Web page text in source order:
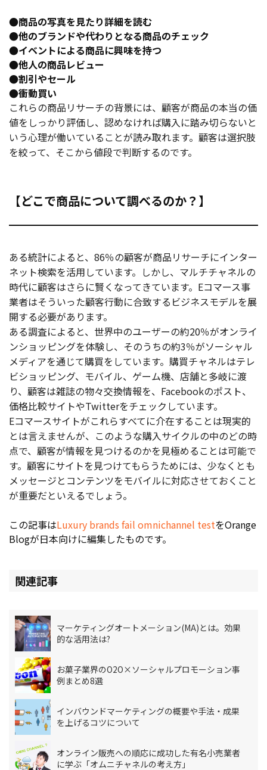
●商品の写真を見たり詳細を読む
●他のブランドや代わりとなる商品のチェック
●イベントによる商品に興味を持つ
●他人の商品レビュー
●割引やセール
●衝動買い
これらの商品リサーチの背景には、顧客が商品の本当の価
値をしっかり評価し、認めなければ購入に踏み切らないと
いう心理が働いていることが読み取れます。顧客は選択肢
を絞って、そこから値段で判断するのです。
【どこで商品について調べるのか？】
ある統計によると、86％の顧客が商品リサーチにインター
ネット検索を活用しています。しかし、マルチチャネルの
時代に顧客はさらに賢くなってきています。Eコマース事
業者はそういった顧客行動に合致するビジネスモデルを展
開する必要があります。
ある調査によると、世界中のユーザーの約20％がオンライ
ンショッピングを体験し、そのうちの約3％がソーシャル
メディアを通じて購買をしています。購買チャネルはテレ
ビショッピング、モバイル、ゲーム機、店舗と多岐に渡
り、顧客は雑誌の物々交換情報を、Facebookのポスト、
価格比較サイトやTwitterをチェックしています。
Eコマースサイトがこれらすべてに介在することは現実的
とは言えませんが、このような購入サイクルの中のどの時
点で、顧客が情報を見つけるのかを見極めることは可能で
す。顧客にサイトを見つけてもらうためには、少なくとも
メッセージとコンテンツをモバイルに対応させておくこと
が重要だといえるでしょう。
この記事はLuxury brands fail omnichannel testをOrange
Blogが日本向けに編集したものです。
関連記事
マーケティングオートメーション(MA)とは。効果
的な活用法は?
お菓子業界のO2O×ソーシャルプロモーション事
例まとめ8選
インバウンドマーケティングの概要や手法・成果
を上げるコツについて
オンライン販売への順応に成功した有名小売業者
に学ぶ「オムニチャネルの考え方」